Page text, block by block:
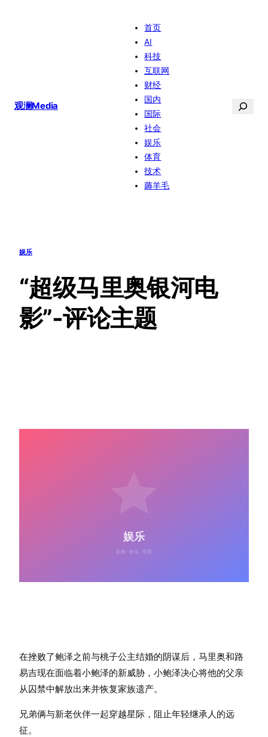
观澜Media
首页
AI
科技
互联网
财经
国内
国际
社会
娱乐
体育
技术
薅羊毛
搜
娱乐
“超级马里奥银河电
影”-评论主题
在挫败了鲍泽之前与桃子公主结婚的阴谋后，马里奥和路
易吉现在面临着小鲍泽的新威胁，小鲍泽决心将他的父亲
从囚禁中解放出来并恢复家族遗产。
兄弟俩与新老伙伴一起穿越星际，阻止年轻继承人的远
征。